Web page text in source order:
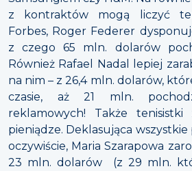
z kontraktów mogą liczyć
Forbes, Roger Federer
z czego 65 mln. dolarów
Również Rafael Nadal lepiej
na nim – z 26,4 mln. dolarów,
czasie, aż 21 mln.
reklamowych! Także tenisistki
pieniądze. Deklasująca
oczywiście, Maria Szarapowa
23 mln. dolarów (z 29 mln.